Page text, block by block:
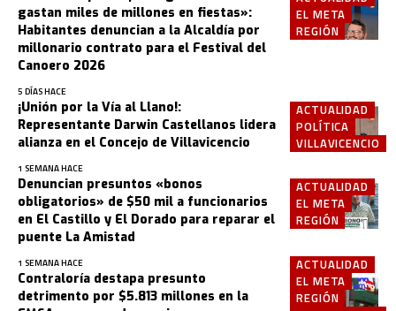
EL META
REGIÓN
gastan miles de millones en fiestas»:
Habitantes denuncian a la Alcaldía por
millonario contrato para el Festival del
Canoero 2026
5 DÍAS HACE
ACTUALIDAD
POLÍTICA
VILLAVICENCIO
¡Unión por la Vía al Llano!:
Representante Darwin Castellanos lidera
alianza en el Concejo de Villavicencio
1 SEMANA HACE
ACTUALIDAD
EL META
REGIÓN
Denuncian presuntos «bonos
obligatorios» de $50 mil a funcionarios
en El Castillo y El Dorado para reparar el
puente La Amistad
1 SEMANA HACE
ACTUALIDAD
EL META
REGIÓN
Contraloría destapa presunto
detrimento por $5.813 millones en la